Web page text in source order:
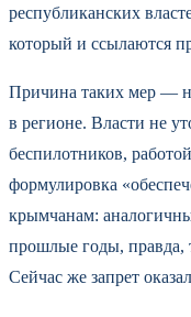
республиканских
который и ссылаются
Причина таких мер —
в регионе. Власти не
беспилотников,
формулировка
крымчанам:
прошлые годы, правда,
Сейчас же запрет